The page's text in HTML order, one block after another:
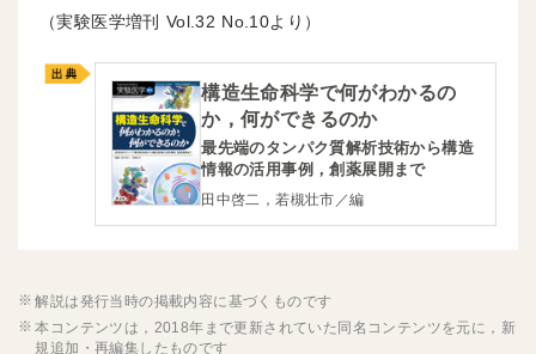
（実験医学増刊 32 10より）
構造生命科学で何がわかるの
か，何ができるのか
最先端のタンパク質解析技術から構造
情報の活用事例，創薬展開まで
田中啓二，若槻壮市／編
解説は発行当時の掲載内容に基づくものです
本コンテンツは，2018年まで更新されていた同名コンテンツを元に，新
規追加・再編集したものです